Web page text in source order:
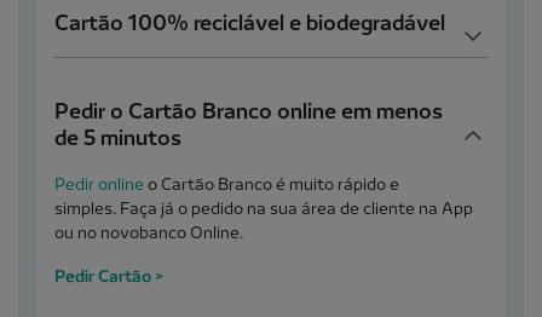
Cartão 100% reciclável e biodegradável
Pedir o Cartão Branco online em menos
de 5 minutos
Pedir online o Cartão Branco é muito rápido e
simples. Faça já o pedido na sua área de cliente na App
ou no novobanco Online.
Pedir Cartão >